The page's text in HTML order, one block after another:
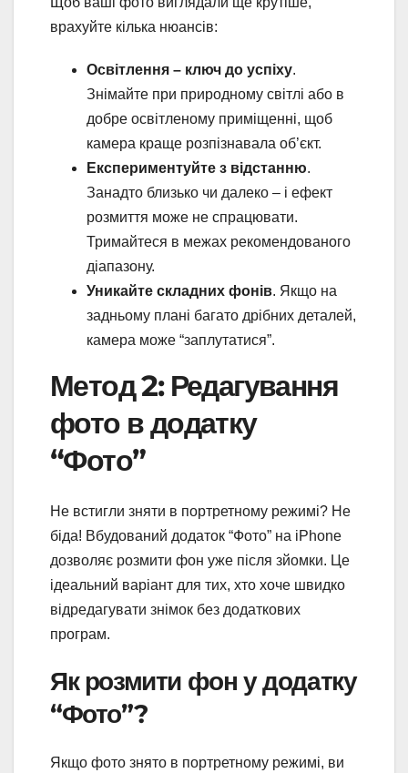
врахуйте кілька нюансів:
Освітлення – ключ до успіху.
Знімайте при природному світлі або в
добре освітленому приміщенні, щоб
камера краще розпізнавала об’єкт.
Експериментуйте з відстанню.
Занадто близько чи далеко – і ефект
розмиття може не спрацювати.
Тримайтеся в межах рекомендованого
діапазону.
Уникайте складних фонів. Якщо на
задньому плані багато дрібних деталей,
камера може “заплутатися”.
Метод 2: Редагування
фото в додатку
“Фото”
Не встигли зняти в портретному режимі? Не
біда! Вбудований додаток “Фото” на iPhone
дозволяє розмити фон уже після зйомки. Це
ідеальний варіант для тих, хто хоче швидко
відредагувати знімок без додаткових
програм.
Як розмити фон у додатку
“Фото”?
Якщо фото знято в портретному режимі, ви